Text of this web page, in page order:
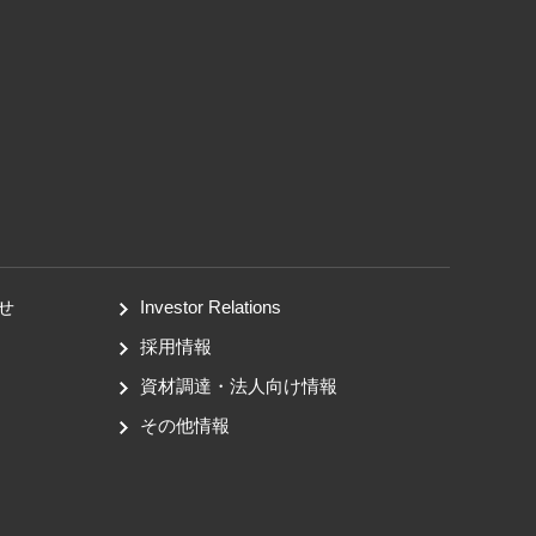
Investor Relations
採用情報
資材調達・法人向け情報
その他情報